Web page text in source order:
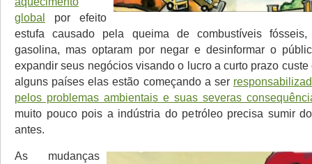
global por efeito
estufa causado pela queima de combustíveis
gasolina, mas optaram por negar e desinformar o
expandir seus negócios visando o lucro a curto prazo custe
alguns países elas estão começando a ser
pelos problemas ambientais e suas severas
muito pouco pois a indústria do petróleo precisa sumir
antes.
As mudanças